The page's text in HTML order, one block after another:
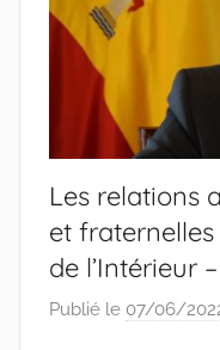
Les relations
et
de l’Intérieur –
Publié le 07/06/